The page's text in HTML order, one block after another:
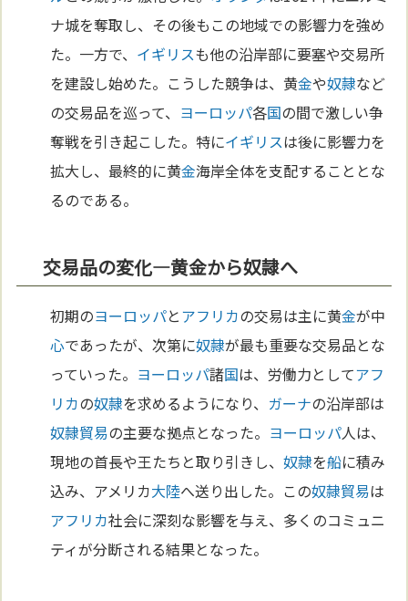
ナ城を奪取し、その後もこの地域での影響力を強め
た。一方で、 イギリスも他の沿岸部に要塞や交易所
を建設し始めた。こうした競争は、黄金や奴隷など
の交易品を巡って、 ヨーロッパ各国の間で激しい争
奪戦を引き起こした。特にイギリスは後に影響力を
拡大し、最終的に黄金海岸全体を支配することとな
るのである。
交易品の変化—黄金から奴隷へ
初期のヨーロッパとアフリカの交易は主に黄金が中
心であったが、次第に奴隷が最も重要な交易品とな
っていった。 ヨーロッパ諸国は、労働力としてアフ
リカの奴隷を求めるようになり、 ガーナの沿岸部は
奴隷貿易の主要な拠点となった。 ヨーロッパ人は、
現地の首長や王たちと取り引きし、奴隷を船に積み
込み、アメリカ大陸へ送り出した。この奴隷貿易は
アフリカ社会に深刻な影響を与え、多くのコミュニ
ティが分断される結果となった。